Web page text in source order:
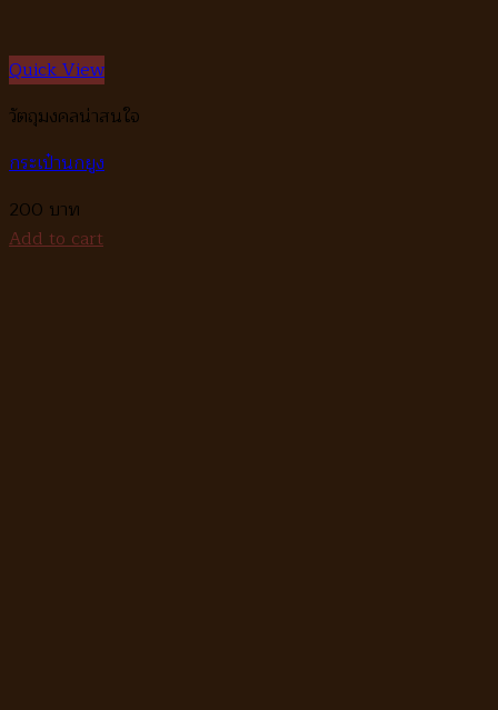
Quick View
วัตถุมงคลน่าสนใจ
กระเป๋านกยูง
200
Add to cart